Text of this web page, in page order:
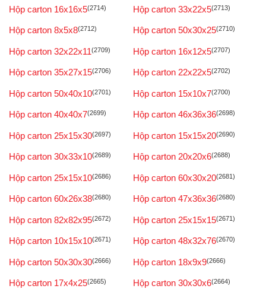
Hộp carton 16x16x5(2714) Hộp carton 33x22x5(2713)
Hộp carton 8x5x8(2712) Hộp carton 50x30x25(2710)
Hộp carton 32x22x11(2709) Hộp carton 16x12x5(2707)
Hộp carton 35x27x15(2706) Hộp carton 22x22x5(2702)
Hộp carton 50x40x10(2701) Hộp carton 15x10x7(2700)
Hộp carton 40x40x7(2699) Hộp carton 46x36x36(2698)
Hộp carton 25x15x30(2697) Hộp carton 15x15x20(2690)
Hộp carton 30x33x10(2689) Hộp carton 20x20x6(2688)
Hộp carton 25x15x10(2686) Hộp carton 60x30x20(2681)
Hộp carton 60x26x38(2680) Hộp carton 47x36x36(2680)
Hộp carton 82x82x95(2672) Hộp carton 25x15x15(2671)
Hộp carton 10x15x10(2671) Hộp carton 48x32x76(2670)
Hộp carton 50x30x30(2666) Hộp carton 18x9x9(2666)
Hộp carton 17x4x25(2665) Hộp carton 30x30x6(2664)